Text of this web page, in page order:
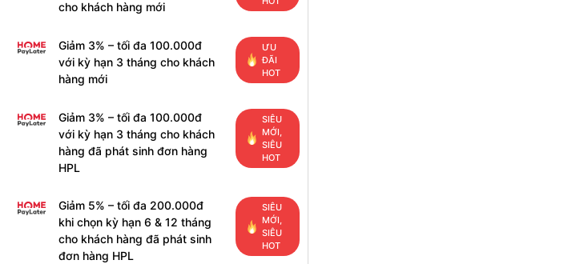
cho khách hàng mới
Giảm 3% – tối đa 100.000đ
với kỳ hạn 3 tháng cho khách
hàng mới
ƯU
ĐÃI
HOT
Giảm 3% – tối đa 100.000đ
với kỳ hạn 3 tháng cho khách
hàng đã phát sinh đơn hàng
HPL
SIÊU
MỚI,
SIÊU
HOT
Giảm 5% – tối đa 200.000đ
khi chọn kỳ hạn 6 & 12 tháng
cho khách hàng đã phát sinh
đơn hàng HPL
SIÊU
MỚI,
SIÊU
HOT